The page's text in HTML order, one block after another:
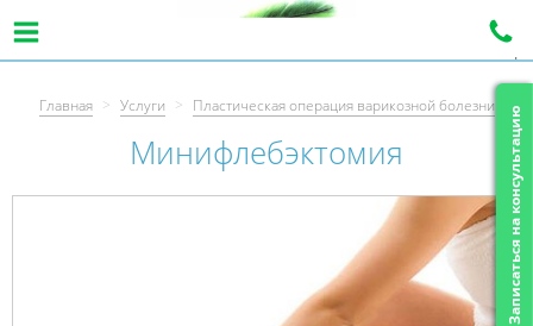
|
Главная > Услуги > Пластическая операция варикозной болезни
Минифлебэктомия Записаться на консультацию